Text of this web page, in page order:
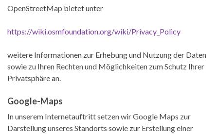
OpenStreetMap bietet unter
https://wiki.osmfoundation.org/wiki/Privacy_Policy
weitere Informationen zur Erhebung und Nutzung der Daten
sowie zu Ihren Rechten und Möglichkeiten zum Schutz Ihrer
Privatsphäre an.
Google-Maps
In unserem Internetauftritt setzen wir Google Maps zur
Darstellung unseres Standorts sowie zur Erstellung einer